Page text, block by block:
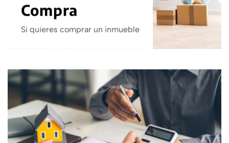
Compra
Si quieres comprar un inmueble